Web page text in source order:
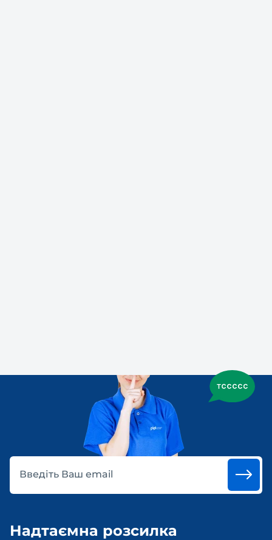
Введіть Ваш email
Надтаємна розсилка